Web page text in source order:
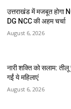
उत्तराखंड में मजबूत होगा
DG NCC की अहम चर्चा
August 6, 2026
नारी शक्ति को सलाम:
गईं ये महिलाएं
August 6, 2026